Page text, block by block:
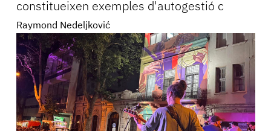
constitueixen exemples d'autogestió c
Raymond Nedeljković